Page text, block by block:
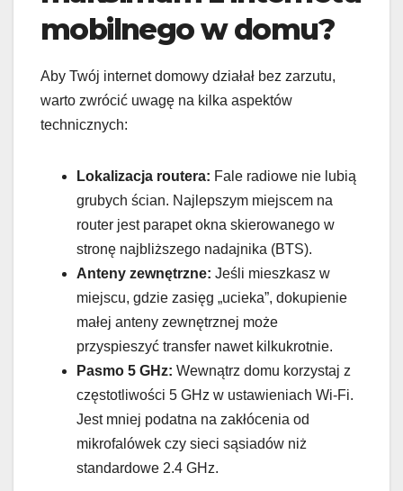
mobilnego w domu?
Aby Twój internet domowy działał bez zarzutu,
warto zwrócić uwagę na kilka aspektów
technicznych:
Lokalizacja routera: Fale radiowe nie lubią
grubych ścian. Najlepszym miejscem na
router jest parapet okna skierowanego w
stronę najbliższego nadajnika (BTS).
Anteny zewnętrzne: Jeśli mieszkasz w
miejscu, gdzie zasięg „ucieka”, dokupienie
małej anteny zewnętrznej może
przyspieszyć transfer nawet kilkukrotnie.
Pasmo 5 GHz: Wewnątrz domu korzystaj z
częstotliwości 5 GHz w ustawieniach Wi-Fi.
Jest mniej podatna na zakłócenia od
mikrofalówek czy sieci sąsiadów niż
standardowe 2.4 GHz.